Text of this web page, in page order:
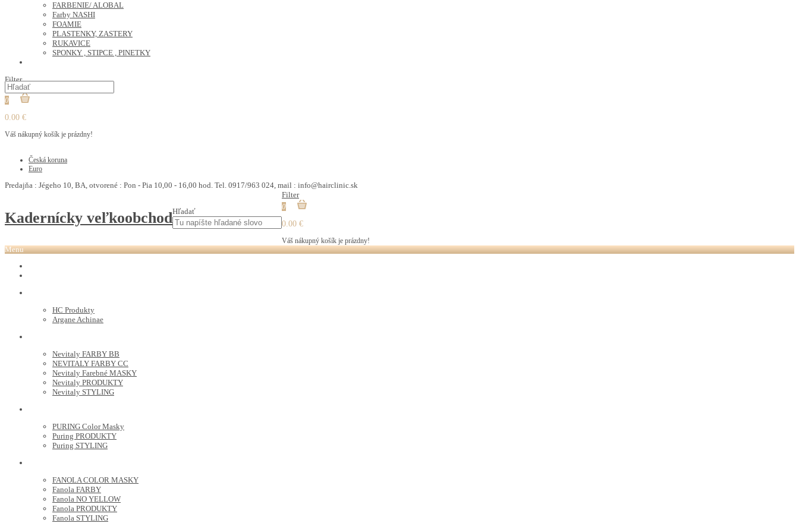
FARBENIE/ ALOBAL
Farby NASHI
FOAMIE
PLASTENKY, ZASTERY
RUKAVICE
SPONKY , STIPCE , PINETKY
Filter
0
0.00 €
Váš nákupný košík je prázdny!
Česká koruna
Euro
Predajňa : Jégeho 10, BA, otvorené : Pon - Pia 10,00 - 16,00 hod. Tel. 0917/963 024, mail : info@hairclinic.sk
Kadernícky veľkoobchodHľadať
Filter
0
0.00 €
Váš nákupný košík je prázdny!
Menu
HC Produkty
Argane Achinae
Nevitaly FARBY BB
NEVITALY FARBY CC
Nevitaly Farebné MASKY
Nevitaly PRODUKTY
Nevitaly STYLING
PURING Color Masky
Puring PRODUKTY
Puring STYLING
FANOLA COLOR MASKY
Fanola FARBY
Fanola NO YELLOW
Fanola PRODUKTY
Fanola STYLING